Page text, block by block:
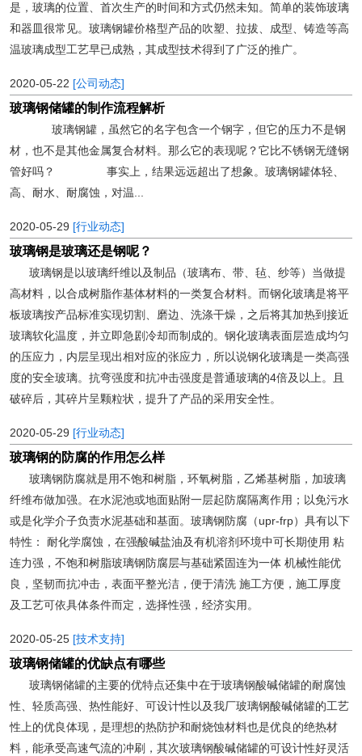
是，玻璃的位置、首次生产的时间和方式仍然未知。简单的装饰玻璃
和器皿很常见。玻璃钢罐价格型产品的吹塑、拉拔、成型、铸造等高
温玻璃成型工艺早已成熟，其成型技术得到了广泛的推广。
2020-05-22 [公司动态]
玻璃钢储罐的制作流程解析
玻璃钢罐，虽然它的名字包含一个钢字，但它的压力不是钢
材，也不是其他金属复合材料。那么它的表现呢？它比不锈钢无缝钢
管好吗？ 事实上，结果远远超出了想象。玻璃钢罐体轻、
高、耐水、耐腐蚀，对温...
2020-05-29 [行业动态]
玻璃钢是玻璃还是钢呢？
玻璃钢是以玻璃纤维以及制品（玻璃布、带、毡、纱等）当做提
高材料，以合成树脂作基体材料的一类复合材料。而钢化玻璃是将平
板玻璃按产品标准实现切割、磨边、洗涤干燥，之后将其加热到接近
玻璃软化温度，并立即急剧冷却而制成的。钢化玻璃表面层造成均匀
的压应力，内层呈现出相对应的张应力，所以说钢化玻璃是一类高强
度的安全玻璃。抗弯强度和抗冲击强度是普通玻璃的4倍及以上。且
破碎后，其碎片呈颗粒状，提升了产品的采用安全性。
2020-05-29 [行业动态]
玻璃钢的防腐的作用怎么样
玻璃钢防腐就是用不饱和树脂，环氧树脂，乙烯基树脂，加玻璃
纤维布做加强。在水泥池或地面贴附一层起防腐隔离作用；以免污水
或是化学介子负责水泥基础和基面。玻璃钢防腐（upr-frp）具有以下
特性： 耐化学腐蚀，在强酸碱盐油及有机溶剂环境中可长期使用 粘
连力强，不饱和树脂玻璃钢防腐层与基础紧固连为一体 机械性能优
良，坚韧而抗冲击，表面平整光洁，便于清洗 施工方便，施工厚度
及工艺可依具体条件而定，选择性强，经济实用。
2020-05-25 [技术支持]
玻璃钢储罐的优缺点有哪些
玻璃钢储罐的主要的优特点还集中在于玻璃钢酸碱储罐的耐腐蚀
性、轻质高强、热性能好、可设计性以及我厂玻璃钢酸碱储罐的工艺
性上的优良体现，是理想的热防护和耐烧蚀材料也是优良的绝热材
料，能承受高速气流的冲刷，其次玻璃钢酸碱储罐的可设计性好灵活